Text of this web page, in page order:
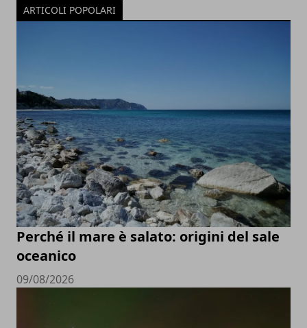
ARTICOLI POPOLARI
Perché il mare è salato: origini del sale
oceanico
09/08/2026